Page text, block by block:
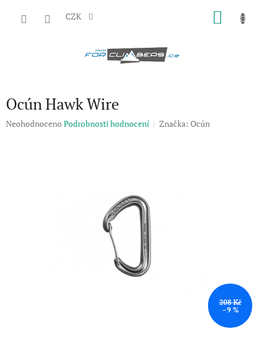
CZK
Ocún Hawk Wire
Průměrné
Neohodnoceno Podrobnosti hodnocení Značka: Ocún
208 Kč
–9 %